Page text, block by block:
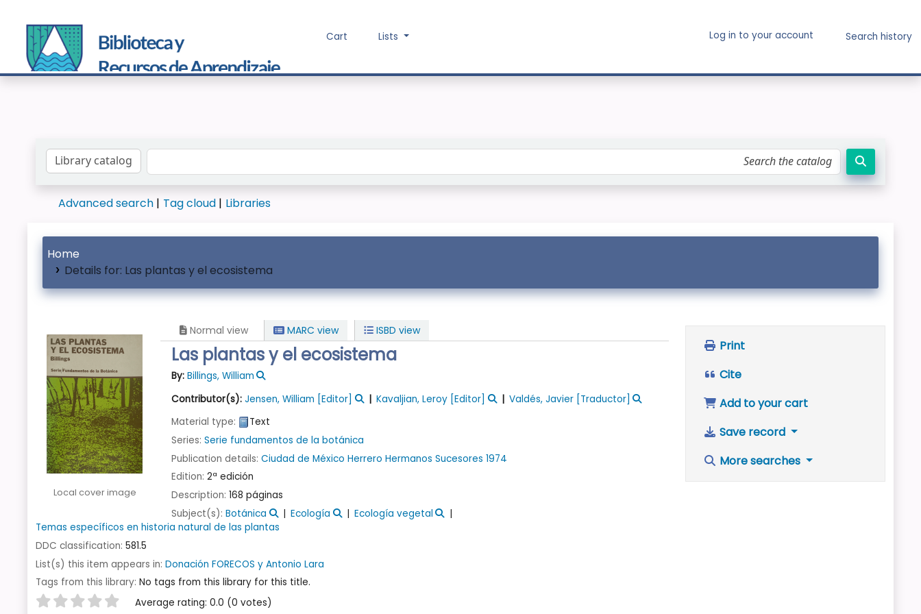
Cart Lists Log in to your account Search history
Search the catalog by:
Advanced search Tag cloud Libraries
Home
Details for: Las plantas y el ecosistema
Local cover image
Normal view MARC view ISBD view
Las plantas y el ecosistema
By: Billings, William
Contributor(s):Jensen, William [Editor] Kavaljian, Leroy [Editor] Valdés, Javier [Traductor]
Material type:
Text
Series:Serie fundamentos de la botánica
Publication details:Ciudad de México Herrero Hermanos Sucesores 1974
Edition:2ª edición
Description:168 páginas
Subject(s):Botánica Ecología
Ecología vegetal
Temas específicos en historia natural de las plantas
DDC classification: 581.5
List(s) this item appears in: Donación FORECOS y Antonio Lara
Tags from this library: No tags from this library for this title.
Star ratings Average rating: 0.0 (0 votes)
Print
Cite
Add to your cart
Save record
More searches